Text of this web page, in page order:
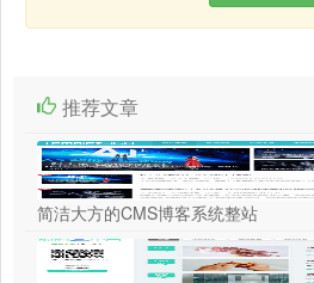
推荐文章
简洁大方的CMS博客系统整站